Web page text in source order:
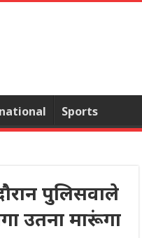
Sports
पुलिसवाले
उतना मारूंगा